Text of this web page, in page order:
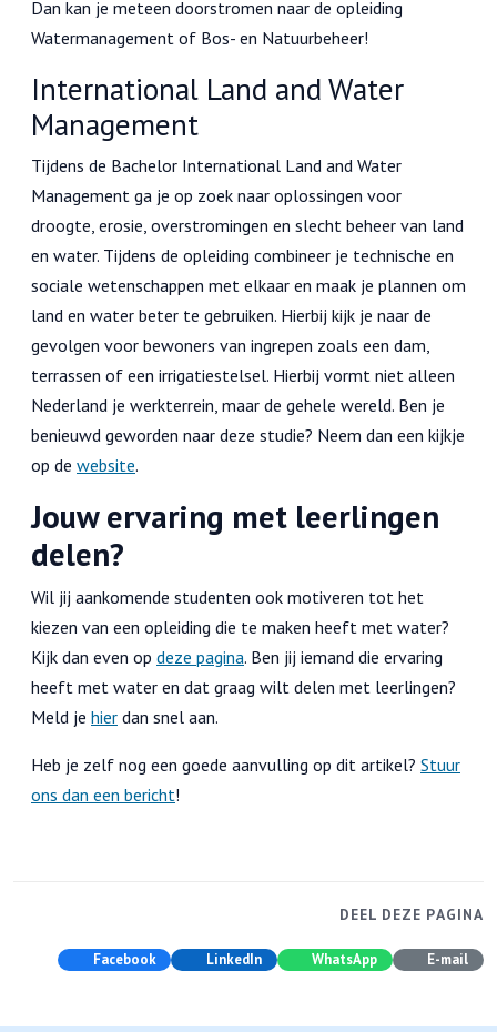
Dan kan je meteen doorstromen naar de opleiding
Watermanagement of Bos- en Natuurbeheer!
International Land and Water
Management
Tijdens de Bachelor International Land and Water
Management ga je op zoek naar oplossingen voor
droogte, erosie, overstromingen en slecht beheer van land
en water. Tijdens de opleiding combineer je technische en
sociale wetenschappen met elkaar en maak je plannen om
land en water beter te gebruiken. Hierbij kijk je naar de
gevolgen voor bewoners van ingrepen zoals een dam,
terrassen of een irrigatiestelsel. Hierbij vormt niet alleen
Nederland je werkterrein, maar de gehele wereld. Ben je
benieuwd geworden naar deze studie? Neem dan een kijkje
op de website.
Jouw ervaring met leerlingen
delen?
Wil jij aankomende studenten ook motiveren tot het
kiezen van een opleiding die te maken heeft met water?
Kijk dan even op deze pagina. Ben jij iemand die ervaring
heeft met water en dat graag wilt delen met leerlingen?
Meld je hier dan snel aan.
Heb je zelf nog een goede aanvulling op dit artikel? Stuur
ons dan een bericht!
DEEL DEZE PAGINA
Facebook LinkedIn WhatsApp E-mail